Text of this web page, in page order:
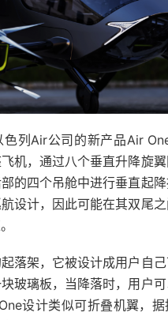
色列Air公司的新产品Air
机，通过八个垂直升降旋
的四个吊舱中进行垂直起
设计，因此可能在其双尾
落架，它被设计成用户自
玻璃板，当降落时，用户
设计类似可折叠机翼，